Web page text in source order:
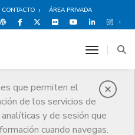
CONTACTO ÁREA PRIVADA
que permiten el
de los servicios de
y de sesión que
cuando navegas.
toggle